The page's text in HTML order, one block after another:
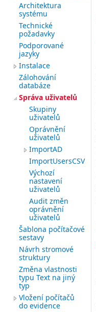
Architektura
systému
Technické
požadavky
Podporované
jazyky
Instalace
Zálohování
databáze
Správa uživatelů
Skupiny
uživatelů
Oprávnění
uživatelů
ImportAD
ImportUsersCSV
Výchozí
nastavení
uživatelů
Audit změn
oprávnění
uživatelů
Šablona počítačové
sestavy
Návrh stromové
struktury
Změna vlastnosti
typu Text na jiný
typ
Vložení počítačů
do evidence